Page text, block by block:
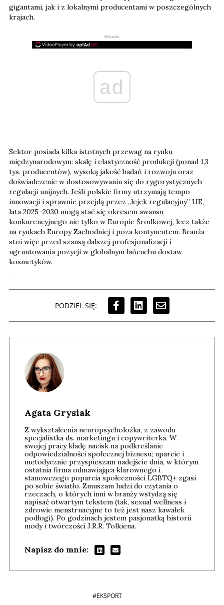
gigantami, jak i z lokalnymi producentami w poszczególnych
krajach.
REKLAMA
ad
Sektor posiada kilka istotnych przewag na rynku
międzynarodowym: skalę i elastyczność produkcji (ponad 1,3
tys. producentów), wysoką jakość badań i rozwoju oraz
doświadczenie w dostosowywaniu się do rygorystycznych
regulacji unijnych. Jeśli polskie firmy utrzymają tempo
innowacji i sprawnie przejdą przez „lejek regulacyjny” UE,
lata 2025–2030 mogą stać się okresem awansu
konkurencyjnego nie tylko w Europie Środkowej, lecz także
na rynkach Europy Zachodniej i poza kontynentem. Branża
stoi więc przed szansą dalszej profesjonalizacji i
ugruntowania pozycji w globalnym łańcuchu dostaw
kosmetyków.
PODZIEL SIĘ:
Agata Grysiak
Z wykształcenia neuropsycholożka, z zawodu
specjalistka ds. marketingu i copywriterka. W
swojej pracy kładę nacisk na podkreślanie
odpowiedzialności społecznej biznesu; uparcie i
metodycznie przyspieszam nadejście dnia, w którym
ostatnia firma odmawiająca klarownego i
stanowczego poparcia społeczności LGBTQ+ zgasi
po sobie światło. Zmuszam ludzi do czytania o
rzeczach, o których inni w branży wstydzą się
napisać otwartym tekstem (tak, sexual wellness i
zdrowie menstruacyjne to też jest nasz kawałek
podłogi). Po godzinach jestem pasjonatką historii
mody i twórczości J.R.R. Tolkiena.
Napisz do mnie:
#EKSPORT